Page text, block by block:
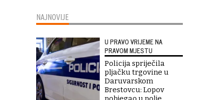
NAJNOVIJE
U PRAVO VRIJEME NA
PRAVOM MJESTU
Policija spriječila
pljačku trgovine u
Daruvarskom
Brestovcu: Lopov